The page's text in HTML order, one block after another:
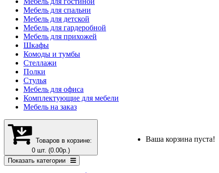
Мебель для спальни
Мебель для детской
Мебель для гардеробной
Мебель для прихожей
Шкафы
Комоды и тумбы
Стеллажи
Полки
Стулья
Мебель для офиса
Комплектующие для мебели
Мебель на заказ
Товаров в корзине:
0 шт. (0.00р.)
Ваша корзина пуста!
Показать категории